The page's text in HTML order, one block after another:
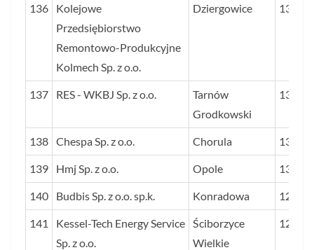
136
Kolejowe
Przedsiębiorstwo
Remontowo-Produkcyjne
Kolmech Sp. z o.o.
Dziergowice 139
137 RES - WKBJ Sp. z o.o.
Tarnów
Grodkowski
136
138 Chespa Sp. z o.o. Chorula 135
139 Hmj Sp. z o.o. Opole 134
140 Budbis Sp. z o.o. sp.k. Konradowa 129
141
Kessel-Tech Energy Service
Sp. z o.o.
Ściborzyce
Wielkie
128